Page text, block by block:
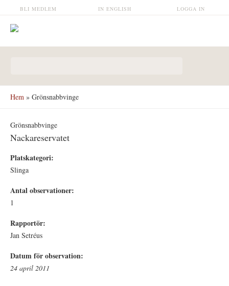
Hoppa till huvudinnehåll LOGGA IN
IN ENGLISH
BLI MEDLEM
Hem » Grönsnabbvinge
Grönsnabbvinge
Nackareservatet
Platskategori:
Slinga
Antal observationer:
1
Rapportör:
Jan Setréus
Datum för observation:
24 april 2011